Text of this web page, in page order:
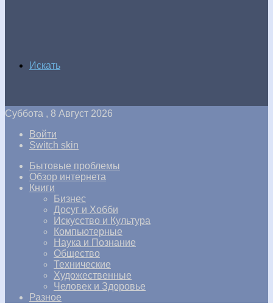
Искать
Суббота , 8 Август 2026
Войти
Switch skin
Бытовые проблемы
Обзор интернета
Книги
Бизнес
Досуг и Хобби
Искусство и Культура
Компьютерные
Наука и Познание
Общество
Технические
Художественные
Человек и Здоровье
Разное